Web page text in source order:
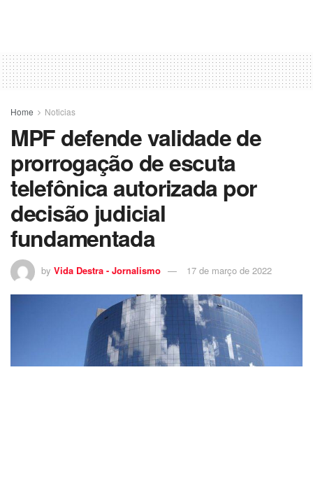
Home Noticias
MPF defende validade de
prorrogação de escuta
telefônica autorizada por
decisão judicial
fundamentada
by Vida Destra - Jornalismo 17 de março de 2022